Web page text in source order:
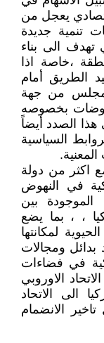
يعجل من
تنمية جديدة
تهدف الى بناء
،خاصة اذا
الطريق أمام
من جهة
بخصوصه
في هذا الصدد أيضاً
السياسية
المعنية.
اكثر من دولة
في النهوض
الموجودة بين
، ، بما يضع
لمكانتها
بدائل ومجالات
في فضاءات
الاوروبي
الى الاتحاد
الانضمام